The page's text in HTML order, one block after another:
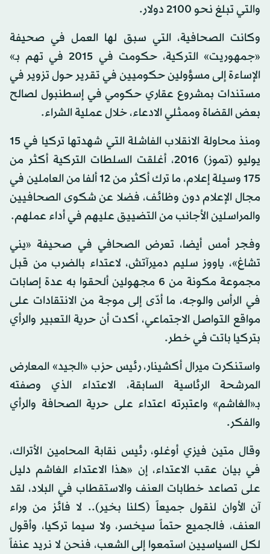
والتي تبلغ نحو 2100 دولار.
وكانت الصحافية، التي سبق لها العمل في صحيفة
«جمهوريت» التركية، حكومت في 2015 في تهم بـ»
الإساءة إلى مسؤولين حكوميين في تقرير حول تزوير في
مستندات بمشروع عقاري حكومي في إسطنبول لصالح
بعض القضاة وممثلي الادعاء، خلال عملية الشراء.
ومنذ محاولة الانقلاب الفاشلة التي شهدتها تركيا في 15
يوليو (تموز) 2016، أغلقت السلطات التركية أكثر من
175 وسيلة إعلام، ما ترك أكثر من 12 ألفا من العاملين في
مجال الإعلام دون وظائف، فضلا عن شكوى الصحافيين
والمراسلين الأجانب من التضييق عليهم في أداء عملهم.
وفجر أمس أيضا، تعرض الصحافي في صحيفة «يني
تشاغ»، ياووز سليم دميرآتش، لاعتداء بالضرب من قبل
مجموعة مكونة من 6 مجهولين ألحقوا به عدة إصابات
في الرأس والوجه، ما أدّى إلى موجة من الانتقادات على
مواقع التواصل الاجتماعي، أكدت أن حرية التعبير والرأي
بتركيا باتت في خطر.
واستنكرت ميرال أكشينار، رئيس حزب «الجيد» المعارض
المرشحة الرئاسية السابقة، الاعتداء الذي وصفته
بـ«الغاشم» واعتبرته اعتداء على حرية الصحافة والرأي
والفكر.
وقال متين فيزي أوغلو، رئيس نقابة المحامين الأتراك،
في بيان عقب الاعتداء، إن «هذا الاعتداء الغاشم دليل
على تصاعد خطابات العنف والاستقطاب في البلاد، لقد
آن الأوان لنقول جميعاً (كلنا بخير).. لا فائز من وراء
العنف، فالجميع حتماً سيخسر، ولا سيما تركيا، وأقول
لكل السياسيين استمعوا إلى الشعب، فنحن لا نريد عنفاً